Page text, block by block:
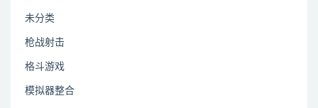
未分类
枪战射击
格斗游戏
模拟器整合